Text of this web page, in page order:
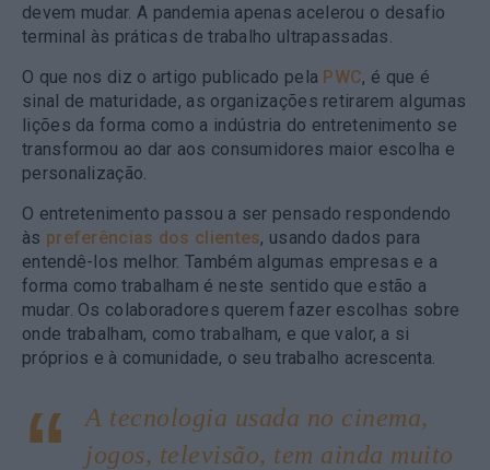
devem mudar. A pandemia apenas acelerou o desafio
terminal às práticas de trabalho ultrapassadas.
O que nos diz o artigo publicado pela PWC, é que é
sinal de maturidade, as organizações retirarem algumas
lições da forma como a indústria do entretenimento se
transformou ao dar aos consumidores maior escolha e
personalização.
O entretenimento passou a ser pensado respondendo
às preferências dos clientes, usando dados para
entendê-los melhor. Também algumas empresas e a
forma como trabalham é neste sentido que estão a
mudar. Os colaboradores querem fazer escolhas sobre
onde trabalham, como trabalham, e que valor, a si
próprios e à comunidade, o seu trabalho acrescenta.
A tecnologia usada no cinema,
jogos, televisão, tem ainda muito